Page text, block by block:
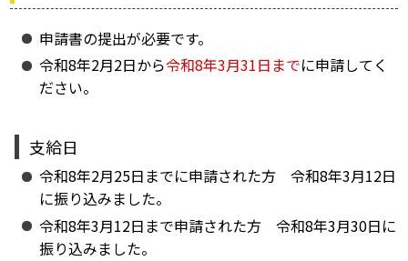
申請書の提出が必要です。
令和8年2月2日から令和8年3月31日までに申請してく
ださい。
支給日
令和8年2月25日までに申請された方 令和8年3月12日
に振り込みました。
令和8年3月12日まで申請された方 令和8年3月30日に
振り込みました。